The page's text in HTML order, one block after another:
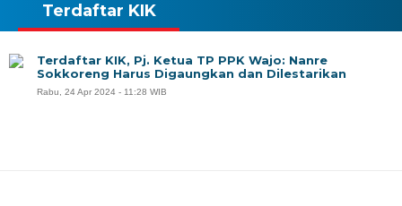
Terdaftar KIK
Terdaftar KIK, Pj. Ketua TP PPK Wajo: Nanre
Sokkoreng Harus Digaungkan dan Dilestarikan
Rabu, 24 Apr 2024 - 11:28 WIB